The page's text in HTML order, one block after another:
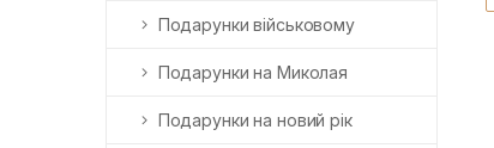
Подарунки військовому
Подарунки на Миколая
Подарунки на новий рік